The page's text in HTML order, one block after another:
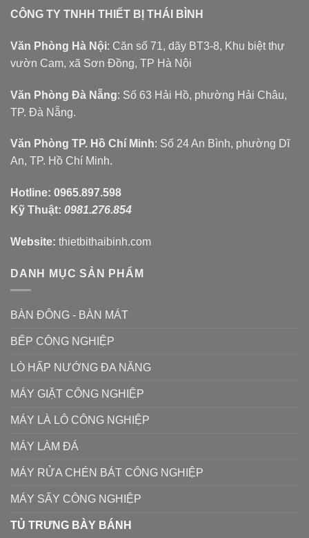
CÔNG TY TNHH THIẾT BỊ THÁI BÌNH
Văn Phòng Hà Nội: Căn số 71, dãy BT3-8, Khu biệt thự
vườn Cam, xã Sơn Đồng, TP Hà Nội
Văn Phòng Đà Nẵng: Số 63 Hải Hồ, phường Hải Châu,
TP. Đà Nẵng.
Văn Phòng TP. Hồ Chí Minh: Số 24 An Bình, phường Dĩ
An, TP. Hồ Chí Minh.
Hotline: 0965.897.598
Kỹ Thuật: 0981.276.854
Website: thietbithaibinh.com
DANH MỤC SẢN PHẨM
BÀN ĐÔNG - BÀN MÁT
BẾP CÔNG NGHIỆP
LÒ HẤP NƯỚNG ĐA NĂNG
MÁY GIẶT CÔNG NGHIỆP
MÁY LÀ LÔ CÔNG NGHIỆP
MÁY LÀM ĐÁ
MÁY RỬA CHÉN BÁT CÔNG NGHIỆP
MÁY SẤY CÔNG NGHIỆP
TỦ TRƯNG BÀY BÁNH